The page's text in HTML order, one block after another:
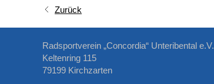
Zurück
Radsportverein „Concordia“ Unteribental e.V.
Keltenring 115
79199 Kirchzarten